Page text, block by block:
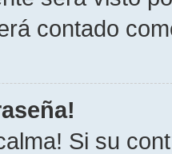
contado
Si su